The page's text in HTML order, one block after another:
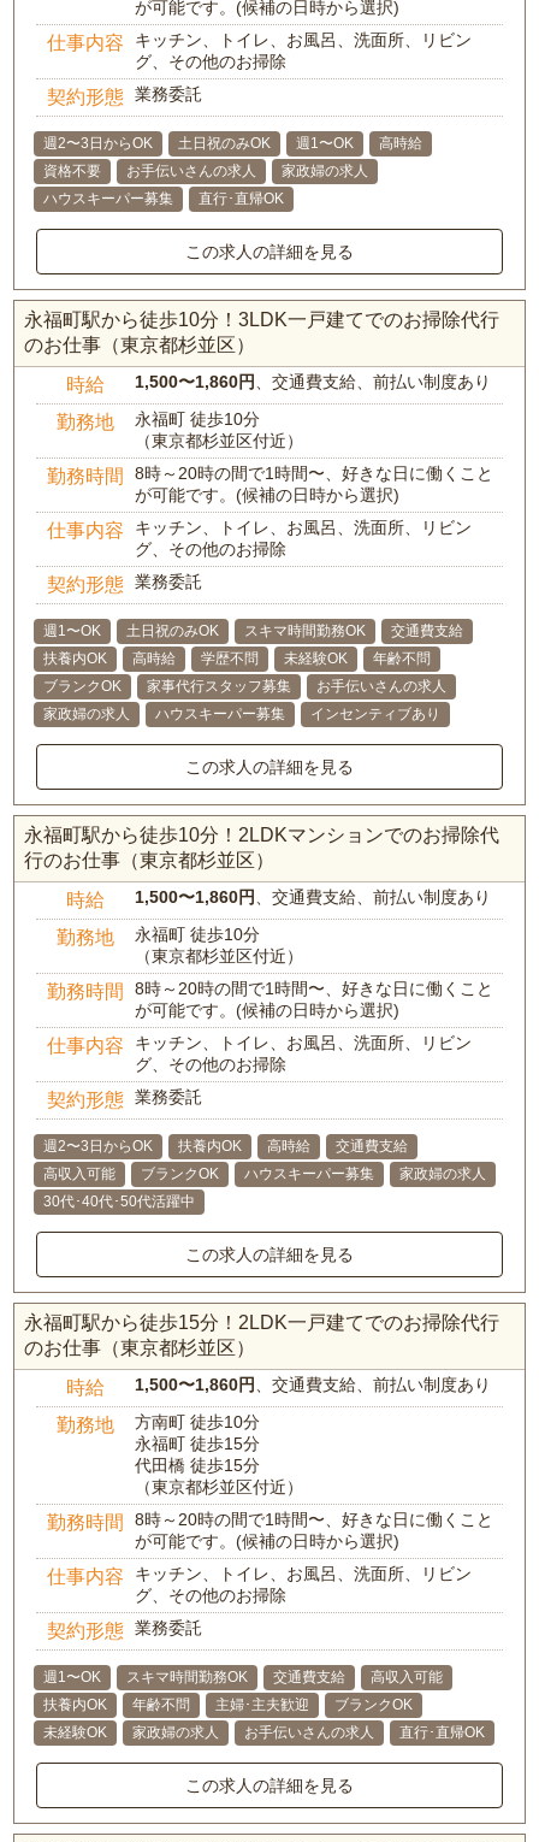
が可能です。(候補の日時から選択)
仕事内容
キッチン、トイレ、お風呂、洗面所、リビン
グ、その他のお掃除
契約形態 業務委託
週2〜3日からOK 土日祝のみOK 週1〜OK
高時給
資格不要
お手伝いさんの求人
家政婦の求人
ハウスキーパー募集
直行･直帰OK
この求人の詳細を見る
永福町駅から徒歩10分！3LDK一戸建てでのお掃除代行
のお仕事（東京都杉並区）
時給 1,500〜1,860円、交通費支給、前払い制度あり
勤務地
永福町 徒歩10分
（東京都杉並区付近）
勤務時間
8時～20時の間で1時間〜、好きな日に働くこと
が可能です。(候補の日時から選択)
仕事内容
キッチン、トイレ、お風呂、洗面所、リビン
グ、その他のお掃除
契約形態 業務委託
週1〜OK 土日祝のみOK スキマ時間勤務OK
交通費支給
扶養内OK
高時給 学歴不問 未経験OK
年齢不問
ブランクOK
家事代行スタッフ募集
お手伝いさんの求人
家政婦の求人
ハウスキーパー募集 インセンティブあり
この求人の詳細を見る
永福町駅から徒歩10分！2LDKマンションでのお掃除代
行のお仕事（東京都杉並区）
時給 1,500〜1,860円、交通費支給、前払い制度あり
勤務地
永福町 徒歩10分
（東京都杉並区付近）
勤務時間
8時～20時の間で1時間〜、好きな日に働くこと
が可能です。(候補の日時から選択)
仕事内容
キッチン、トイレ、お風呂、洗面所、リビン
グ、その他のお掃除
契約形態 業務委託
週2〜3日からOK 扶養内OK 高時給
交通費支給
高収入可能
ブランクOK ハウスキーパー募集
家政婦の求人
30代･40代･50代活躍中
この求人の詳細を見る
永福町駅から徒歩15分！2LDK一戸建てでのお掃除代行
のお仕事（東京都杉並区）
時給 1,500〜1,860円、交通費支給、前払い制度あり
勤務地
方南町 徒歩10分
永福町 徒歩15分
代田橋 徒歩15分
（東京都杉並区付近）
勤務時間
8時～20時の間で1時間〜、好きな日に働くこと
が可能です。(候補の日時から選択)
仕事内容
キッチン、トイレ、お風呂、洗面所、リビン
グ、その他のお掃除
契約形態 業務委託
週1〜OK スキマ時間勤務OK 交通費支給
高収入可能
扶養内OK
年齢不問 主婦･主夫歓迎
ブランクOK
未経験OK
家政婦の求人 お手伝いさんの求人 直行･直帰OK
この求人の詳細を見る